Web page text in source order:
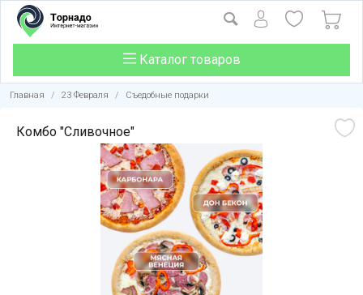
Каталог товаров
Главная / 23 Февраля / Съедобные подарки
Комбо "Сливочное"